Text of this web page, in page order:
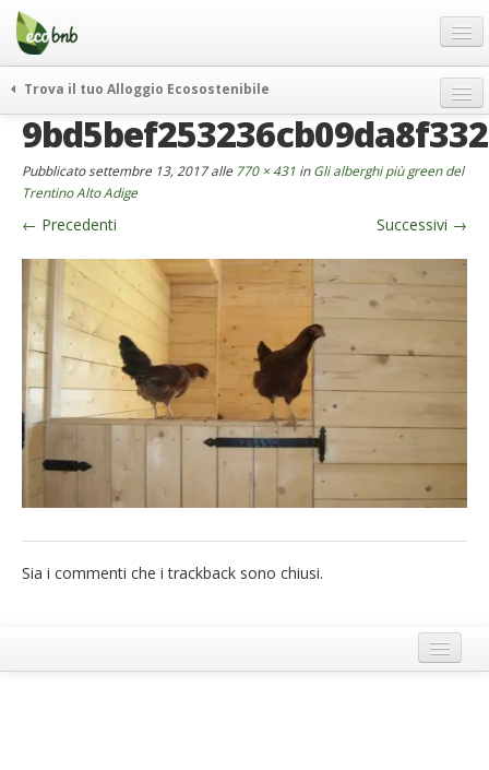
Menu
Salta
contenuto
Offerte Speciali
Regali
FAQ
Chi Siamo
Partner
Contatti
Italiano
German
English
Spanish
Italiano
Trova il tuo Alloggio Ecosostenibile
weekend green
curiosità
vivere e viaggiare verde
news ed eventi
rassegna stampa
Pubblicatosettembre 13, 2017alle 770 × 431 inGli alberghi più green del
Trentino Alto Adige
← Precedenti Successivi →
Sia i commenti che i trackback sono chiusi.